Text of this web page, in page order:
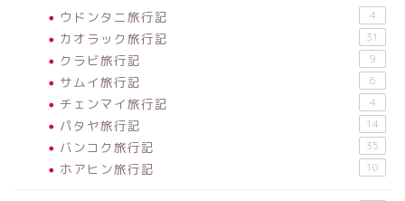
ウドンタニ旅行記 4
カオラック旅行記 31
クラビ旅行記 9
サムイ旅行記 6
チェンマイ旅行記 4
パタヤ旅行記 14
バンコク旅行記 35
ホアヒン旅行記 10